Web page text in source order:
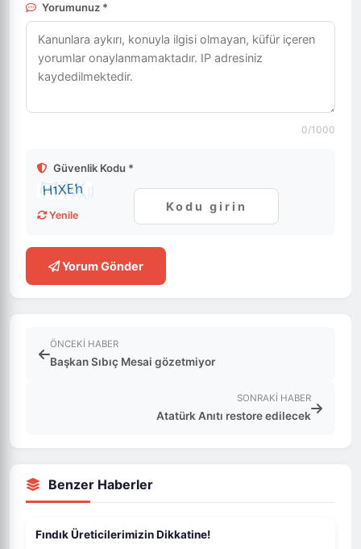
Yorumunuz *
0/1000
Güvenlik Kodu *
Yenile
Yorum Gönder
ÖNCEKI HABER
Başkan Sıbıç Mesai gözetmiyor
SONRAKI HABER
Atatürk Anıtı restore edilecek
Benzer Haberler
Fındık Üreticilerimizin Dikkatine!